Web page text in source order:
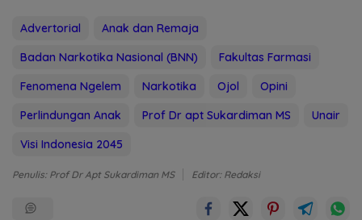
Advertorial
Anak dan Remaja
Badan Narkotika Nasional (BNN)
Fakultas Farmasi
Fenomena Ngelem
Narkotika Ojol
Opini
Perlindungan Anak
Prof Dr apt Sukardiman MS
Unair
Visi Indonesia 2045
Penulis: Prof Dr Apt Sukardiman MS Editor: Redaksi